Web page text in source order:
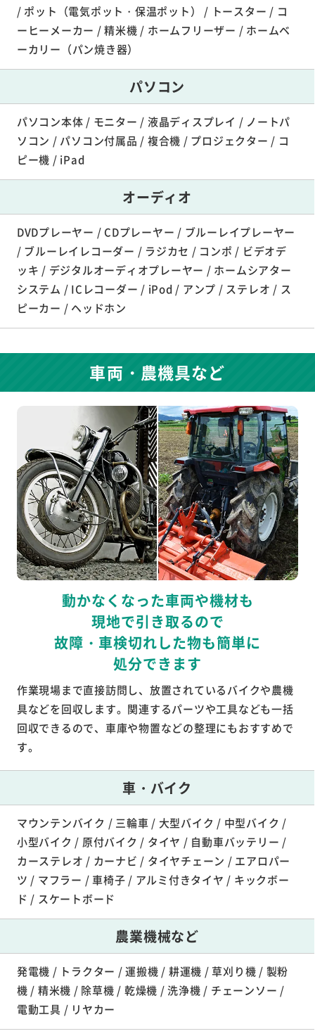
/ ポット（電気ポット・保温ポット） / トースター / コ
ーヒーメーカー / 精米機 / ホームフリーザー / ホームベ
ーカリー（パン焼き器）
パソコン
パソコン本体 / モニター / 液晶ディスプレイ / ノートパ
ソコン / パソコン付属品 / 複合機 / プロジェクター / コ
ピー機 / iPad
オーディオ
DVDプレーヤー / CDプレーヤー / ブルーレイプレーヤー
/ ブルーレイレコーダー / ラジカセ / コンポ / ビデオデ
ッキ / デジタルオーディオプレーヤー / ホームシアター
システム / ICレコーダー / iPod / アンプ / ステレオ / ス
ピーカー / ヘッドホン
車両・農機具など
動かなくなった車両や機材も
現地で引き取るので
故障・車検切れした物も簡単に
処分できます
作業現場まで直接訪問し、放置されているバイクや農機
具などを回収します。関連するパーツや工具なども一括
回収できるので、車庫や物置などの整理にもおすすめで
す。
車・バイク
マウンテンバイク / 三輪車 / 大型バイク / 中型バイク /
小型バイク / 原付バイク / タイヤ / 自動車バッテリー /
カーステレオ / カーナビ / タイヤチェーン / エアロパー
ツ / マフラー / 車椅子 / アルミ付きタイヤ / キックボー
ド / スケートボード
農業機械など
発電機 / トラクター / 運搬機 / 耕運機 / 草刈り機 / 製粉
機 / 精米機 / 除草機 / 乾燥機 / 洗浄機 / チェーンソー /
電動工具 / リヤカー